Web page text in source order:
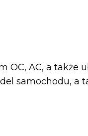
OC, AC, a także
samochodu, a